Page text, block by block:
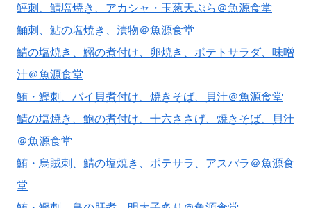
鮃刺、鯖塩焼き、アカシャ・玉葱天ぷら＠魚源食堂
鯒刺、鮎の塩焼き、漬物＠魚源食堂
鯖の塩焼き、鰯の煮付け、卵焼き、ポテトサラダ、味噌
汁＠魚源食堂
鮪・鰹刺、バイ貝煮付け、焼きそば、貝汁＠魚源食堂
鯖の塩焼き、鮑の煮付け、十六ささげ、焼きそば、貝汁
＠魚源食堂
鮪・烏賊刺、鯖の塩焼き、ポテサラ、アスパラ＠魚源食
堂